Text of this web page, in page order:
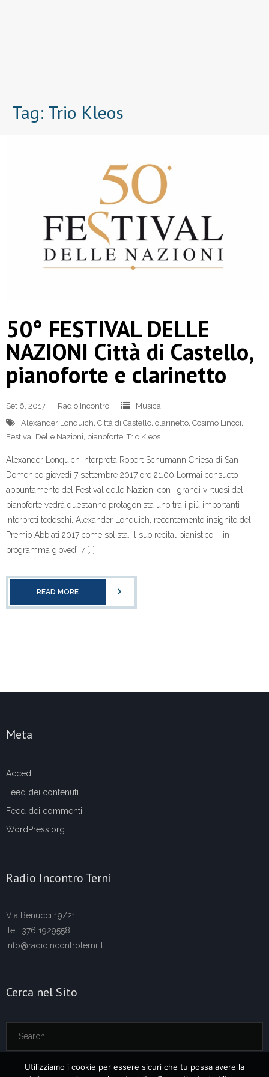
Tag: Trio Kleos
50° FESTIVAL DELLE
NAZIONI Città di Castello,
pianoforte e clarinetto
Set 6, 2017 Radio Incontro
Musica
Alexander Lonquich Città di Castello clarinetto Cosimo Linoci
Festival Delle Nazioni pianoforte ,Trio Kleos
Alexander Lonquich interpreta Robert Schumann Chiesa di San
Domenico giovedì 7 settembre 2017 ore 21.00 L’ormai consueto
appuntamento del Festival delle Nazioni con i grandi virtuosi del
pianoforte vedrà quest’anno protagonista uno tra i più importanti
interpreti tedeschi, Alexander Lonquich, recentemente insignito del
Premio Abbiati 2017 come solista. Il suo recital pianistico – in
programma giovedì 7 […]
READ MORE
Meta
Accedi
Feed dei contenuti
Feed dei commenti
WordPress.org
Radio Incontro Terni
Via Benucci 19/21
Tel. 376 1929558
info@radioincontroterni.it
Cerca nel Sito
Utilizziamo i cookie per essere sicuri che tu possa avere la